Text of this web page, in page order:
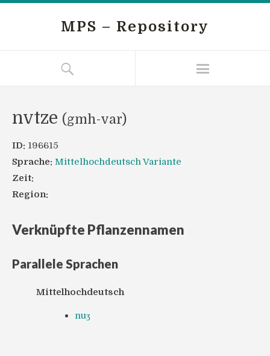
MPS – Repository
nvtze (gmh-var)
ID: 196615
Sprache: Mittelhochdeutsch Variante
Zeit:
Region:
Verknüpfte Pflanzennamen
Parallele Sprachen
Mittelhochdeutsch
nuʒ